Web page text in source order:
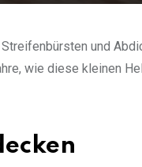
und
wie diese kleinen